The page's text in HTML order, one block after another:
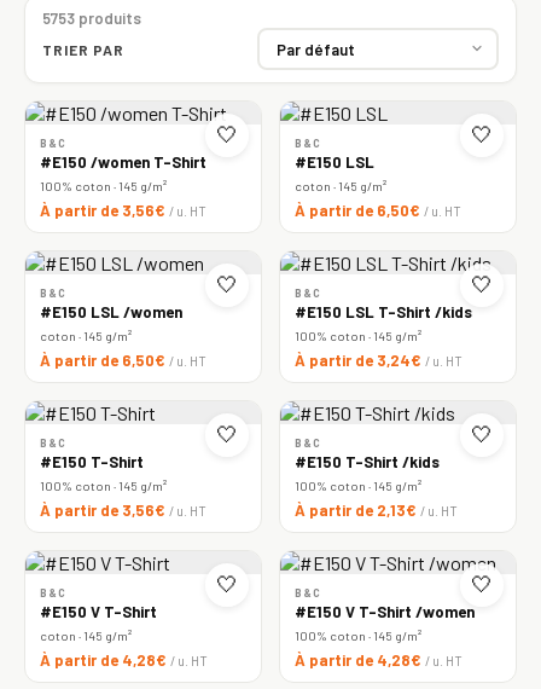
5753 produits
TRIER PAR
🤍
B&C
#E150 /women T-Shirt
100% coton · 145 g/m²
À partir de 3,56€ / u. HT
🤍
B&C
#E150 LSL
coton · 145 g/m²
À partir de 6,50€ / u. HT
🤍
B&C
#E150 LSL /women
coton · 145 g/m²
À partir de 6,50€ / u. HT
🤍
B&C
#E150 LSL T-Shirt /kids
100% coton · 145 g/m²
À partir de 3,24€ / u. HT
🤍
B&C
#E150 T-Shirt
100% coton · 145 g/m²
À partir de 3,56€ / u. HT
🤍
B&C
#E150 T-Shirt /kids
100% coton · 145 g/m²
À partir de 2,13€ / u. HT
🤍
B&C
#E150 V T-Shirt
coton · 145 g/m²
À partir de 4,28€ / u. HT
🤍
B&C
#E150 V T-Shirt /women
100% coton · 145 g/m²
À partir de 4,28€ / u. HT